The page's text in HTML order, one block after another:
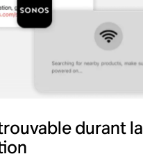
durant la